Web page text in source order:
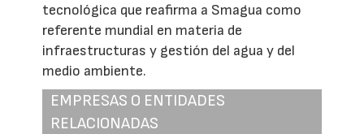
tecnológica que reafirma a Smagua como
referente mundial en materia de
infraestructuras y gestión del agua y del
medio ambiente.
EMPRESAS O ENTIDADES
RELACIONADAS